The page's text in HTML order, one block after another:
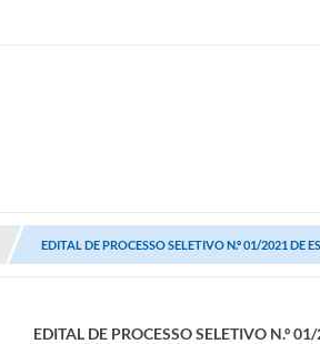
EDITAL DE PROCESSO SELETIVO N.º 01/2021 DE
EDITAL DE PROCESSO SELETIVO N.º